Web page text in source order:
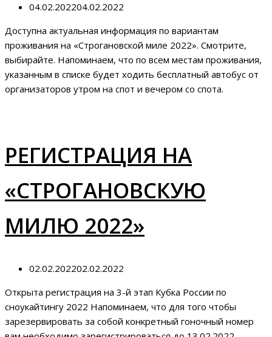
04.02.202204.02.2022
Доступна актуальная информация по вариантам
проживания на «Строгановской миле 2022». Смотрите,
выбирайте. Напоминаем, что по всем местам проживания,
указанным в списке будет ходить бесплатный автобус от
организаторов утром на спот и вечером со спота.
РЕГИСТРАЦИЯ НА
«СТРОГАНОВСКУЮ
МИЛЮ 2022»
02.02.202202.02.2022
Открыта регистрация на 3-й этап Кубка России по
сноукайтингу 2022 Напоминаем, что для того чтобы
зарезервировать за собой конкретный гоночный номер